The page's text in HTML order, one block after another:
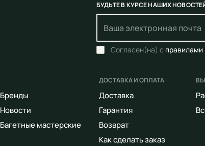
БУДЬТЕ В КУРСЕ НАШИХ
Согласен(на) с правилами
Бренды
Новости
Багетные мастерские
ДОСТАВКА И ОПЛАТА
Доставка
Гарантия
Возврат
Как сделать заказ